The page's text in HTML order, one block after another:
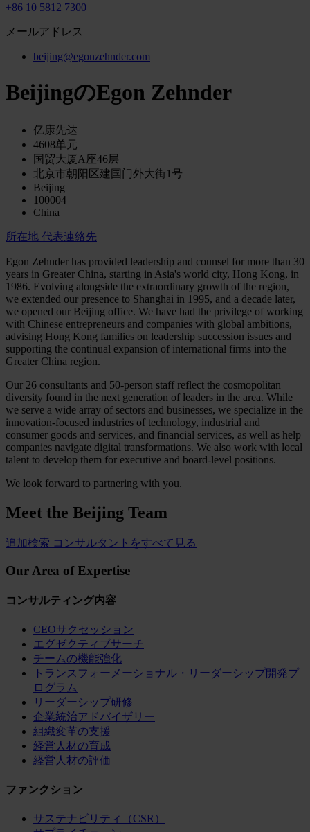
+86 10 5812 7300
メールアドレス
beijing@egonzehnder.com
BeijingのEgon Zehnder
亿康先达
4608单元
国贸大厦A座46层
北京市朝阳区建国门外大街1号
Beijing
100004
China
所在地 代表連絡先
Egon Zehnder has provided leadership and counsel for more than 30
years in Greater China, starting in Asia's world city, Hong Kong, in
1986. Evolving alongside the extraordinary growth of the region,
we extended our presence to Shanghai in 1995, and a decade later,
we opened our Beijing office. We have had the privilege of working
with Chinese entrepreneurs and companies with global ambitions,
advising Hong Kong families on leadership succession issues and
supporting the continual expansion of international firms into the
Greater China region.
Our 26 consultants and 50-person staff reflect the cosmopolitan
diversity found in the next generation of leaders in the area. While
we serve a wide array of sectors and businesses, we specialize in the
innovation-focused industries of technology, industrial and
consumer goods and services, and financial services, as well as help
companies navigate digital transformations. We also work with local
talent to develop them for executive and board-level positions.
We look forward to partnering with you.
Meet the Beijing Team
追加検索 コンサルタントをすべて見る
Our Area of Expertise
コンサルティング内容
CEOサクセッション
エグゼクティブサーチ
チームの機能強化
トランスフォーメーショナル・リーダーシップ開発プ
ログラム
リーダーシップ研修
企業統治アドバイザリー
組織変革の支援
経営人材の育成
経営人材の評価
ファンクション
サステナビリティ（CSR）